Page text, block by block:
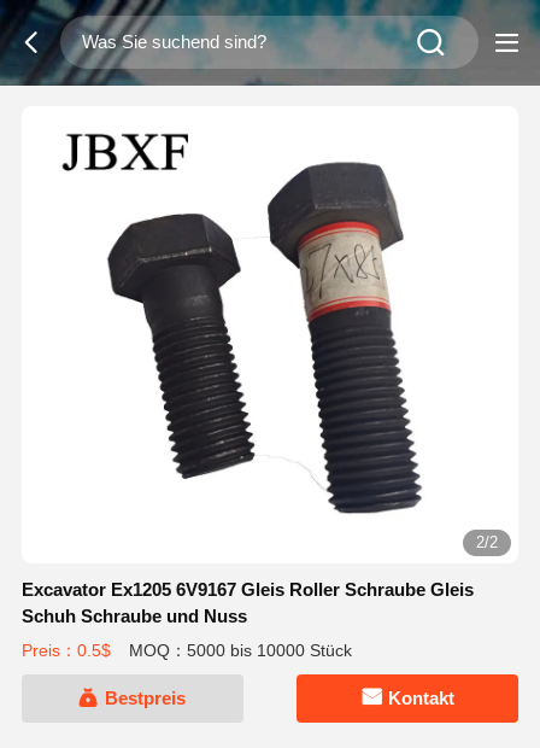
2/2
Excavator Ex1205 6V9167 Gleis Roller Schraube Gleis
Schuh Schraube und Nuss
Preis：0.5$ MOQ：5000 bis 10000 Stück
Bestpreis Kontakt